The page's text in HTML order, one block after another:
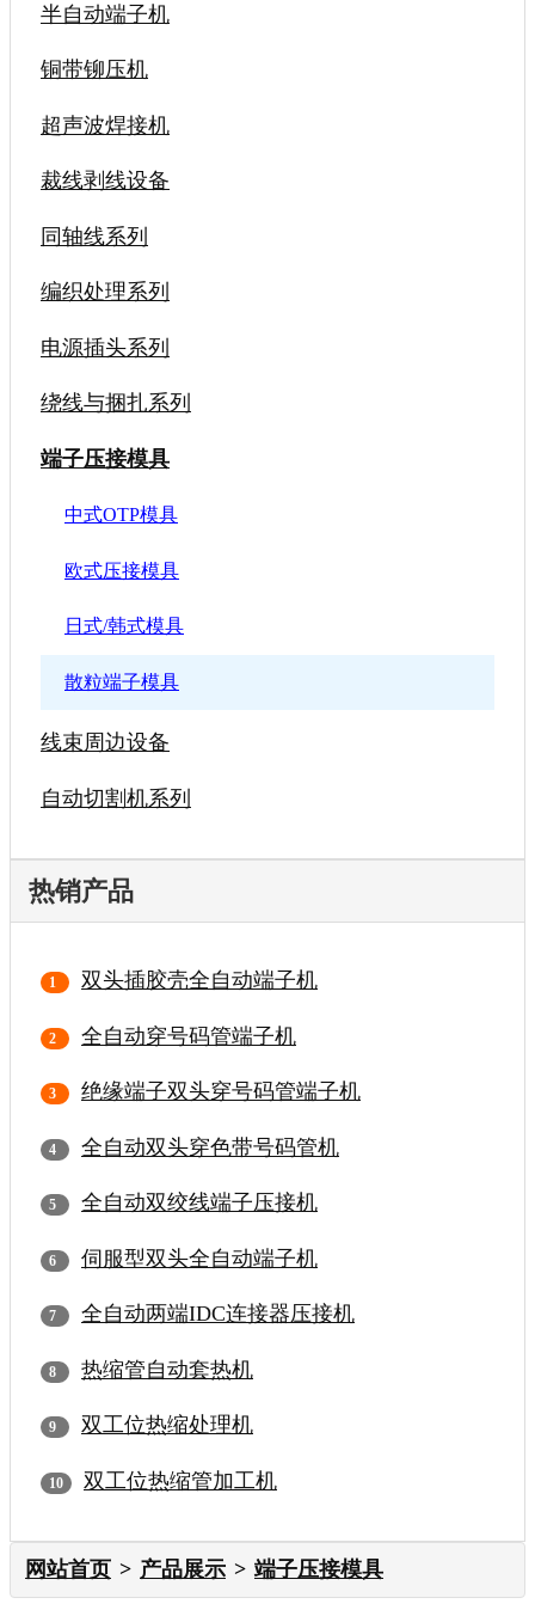
半自动端子机
铜带铆压机
超声波焊接机
裁线剥线设备
同轴线系列
编织处理系列
电源插头系列
绕线与捆扎系列
端子压接模具
中式OTP模具
欧式压接模具
日式/韩式模具
散粒端子模具
线束周边设备
自动切割机系列
热销产品
双头插胶壳全自动端子机
全自动穿号码管端子机
绝缘端子双头穿号码管端子机
全自动双头穿色带号码管机
全自动双绞线端子压接机
伺服型双头全自动端子机
全自动两端IDC连接器压接机
热缩管自动套热机
双工位热缩处理机
双工位热缩管加工机
网站首页 产品展示 端子压接模具